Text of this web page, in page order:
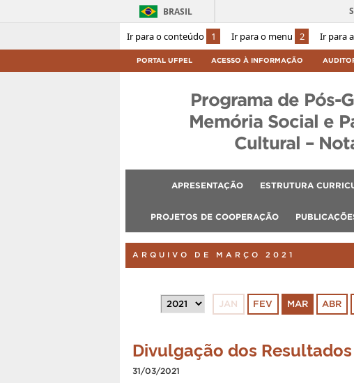
Ir para o conteúdo 1 Ir para o menu 2 Ir para
BRASIL
PORTAL UFPEL ACESSO À INFORMAÇÃO
Programa de Pós-
Memória Social e
Cultural –
APRESENTAÇÃO ESTRUTURA
PROJETOS DE COOPERAÇÃO
ARQUIVO DE MARÇO 2021
JAN FEV MAR ABR
Divulgação dos Resultados
31/03/2021